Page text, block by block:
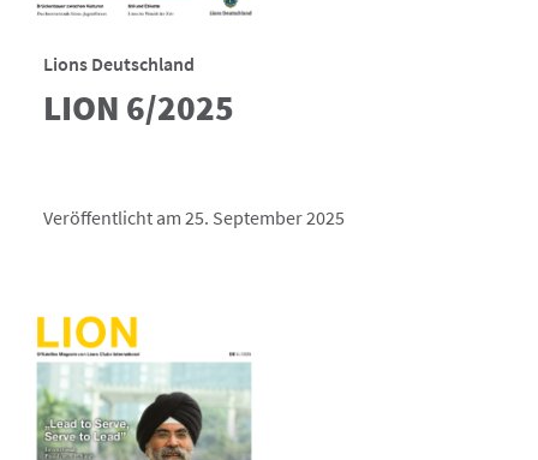
Lions Deutschland
LION 6/2025
Veröffentlicht am 25. September 2025